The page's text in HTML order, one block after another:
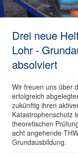
Drei neue
Lohr -
absolviert
Wir freuen uns über
erfolgreich
zukünftig ihren
Katastrophenschutz
theoretischen
acht angehende
Grundausbildung.